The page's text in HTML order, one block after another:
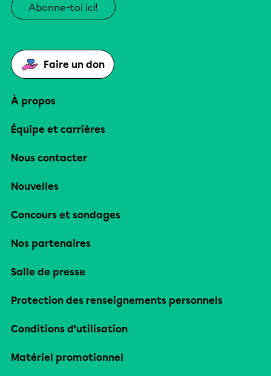
Abonne-toi ici!
Faire un don
À propos
Équipe et carrières
Nous contacter
Nouvelles
Concours et sondages
Nos partenaires
Salle de presse
Protection des renseignements personnels
Conditions d’utilisation
Matériel promotionnel